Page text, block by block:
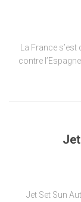
La France
contre
Jet Set Sun